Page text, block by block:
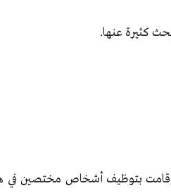
كثيرة عنها.
بتوظيف أشخاص مختصين في